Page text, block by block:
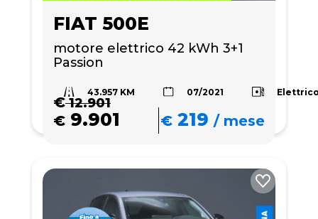
FIAT 500E
motore elettrico 42 kWh 3+1
Passion
43.957 KM 07/2021
€12.901
€ 9.901 € 219 /mese